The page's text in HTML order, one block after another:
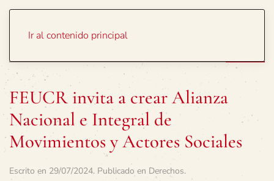
Ir al contenido principal
FEUCR invita a crear Alianza
Nacional e Integral de
Movimientos y Actores Sociales
Escrito en 29/07/2024. Publicado en Derechos.